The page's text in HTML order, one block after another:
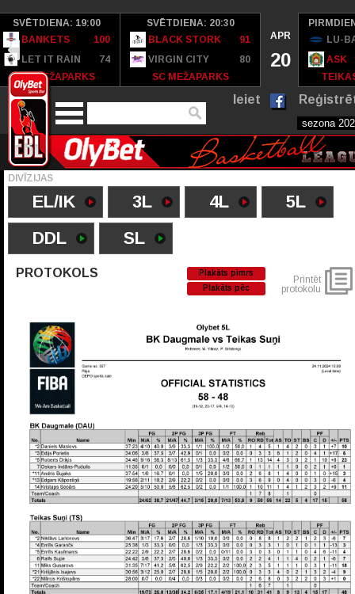
SVĒTDIENA: 19:00
BANKETS
100
LET IT RAIN
74
SC MEŽAPARKS
SVĒTDIENA: 20:30
BLACK STORK
91
VIRGIN CITY
80
SC MEŽAPARKS
APR
20
LU-
ASK
Ieiet
DIVĪZIJAS
EL/IK 3L 4L
5L
DDL
SL
PROTOKOLS
Plakāts pimrs
Plakāts pēc
Printēt
protokolu